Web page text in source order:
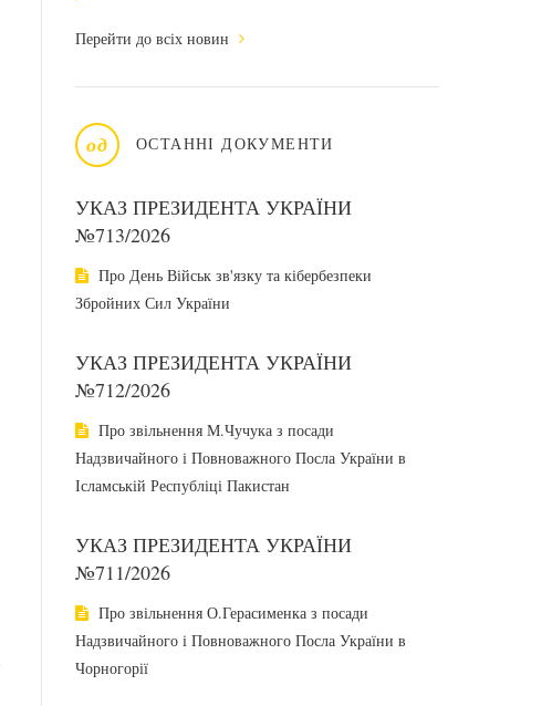
Перейти до всіх новин
од ОСТАННІ ДОКУМЕНТИ
УКАЗ ПРЕЗИДЕНТА УКРАЇНИ
№713/2026
Про День Військ зв'язку та кібербезпеки
Збройних Сил України
УКАЗ ПРЕЗИДЕНТА УКРАЇНИ
№712/2026
Про звільнення М.Чучука з посади
Надзвичайного і Повноважного Посла України в
Ісламській Республіці Пакистан
УКАЗ ПРЕЗИДЕНТА УКРАЇНИ
№711/2026
Про звільнення О.Герасименка з посади
Надзвичайного і Повноважного Посла України в
Чорногорії